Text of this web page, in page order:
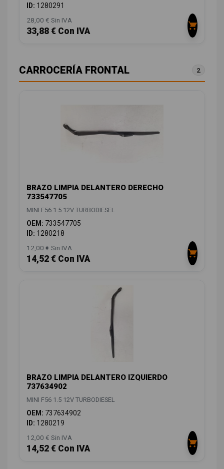
ID: 1280291
28,00 € Sin IVA
33,88 € Con IVA
CARROCERÍA FRONTAL 2
BRAZO LIMPIA DELANTERO DERECHO
733547705
MINI F56 1.5 12V TURBODIESEL
OEM: 733547705
ID: 1280218
12,00 € Sin IVA
14,52 € Con IVA
BRAZO LIMPIA DELANTERO IZQUIERDO
737634902
MINI F56 1.5 12V TURBODIESEL
OEM: 737634902
ID: 1280219
12,00 € Sin IVA
14,52 € Con IVA